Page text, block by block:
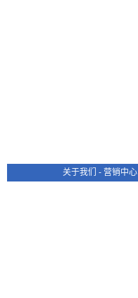
关于我们 - 营销中心